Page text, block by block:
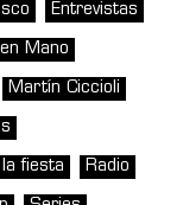
Entrevistas
Mano
Martín Ciccioli
fiesta Radio